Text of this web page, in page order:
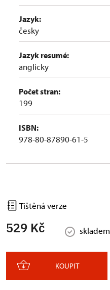
Jazyk:
česky
Jazyk resumé:
anglicky
Počet stran:
199
ISBN:
978-80-87890-61-5
Tištěná verze
529 Kč skladem
KOUPIT